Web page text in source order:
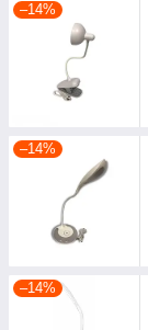
–14%
–14%
–14%